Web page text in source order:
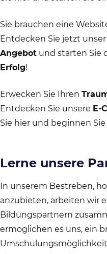
Sie brauchen eine
Entdecken Sie jetzt unser
Angebot und starten Sie
Erfolg!
Erwecken Sie Ihren
Entdecken Sie unsere E-
Sie hier und beginnen
Lerne unsere
In unserem Bestreben,
anzubieten, arbeiten wir
Bildungspartnern
ermöglichen es uns, ein